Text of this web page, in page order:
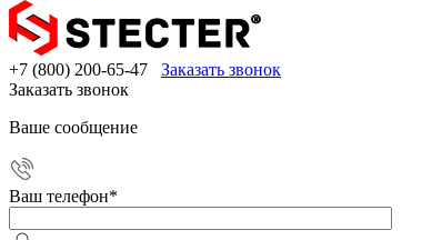
+7 (800) 200-65-47
Заказать звонок
Заказать звонок
Ваше сообщение
Ваш телефон*